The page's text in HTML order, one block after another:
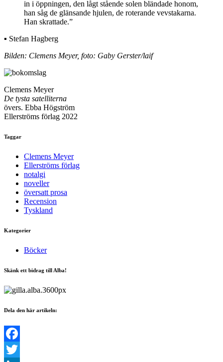
in i öppningen, den lågt stående solen bländade honom,
han såg de glänsande hjulen, de roterande vevstakarna.
Han skrattade.”
▪ Stefan Hagberg
Bilden: Clemens Meyer, foto: Gaby Gerster/laif
Clemens Meyer
De tysta satelliterna
övers. Ebba Högström
Ellerströms förlag 2022
Taggar
Clemens Meyer
Ellerströms förlag
notalgi
noveller
översatt prosa
Recension
Tyskland
Kategorier
Böcker
Skänk ett bidrag till Alba!
Dela den här artikeln:
Facebook